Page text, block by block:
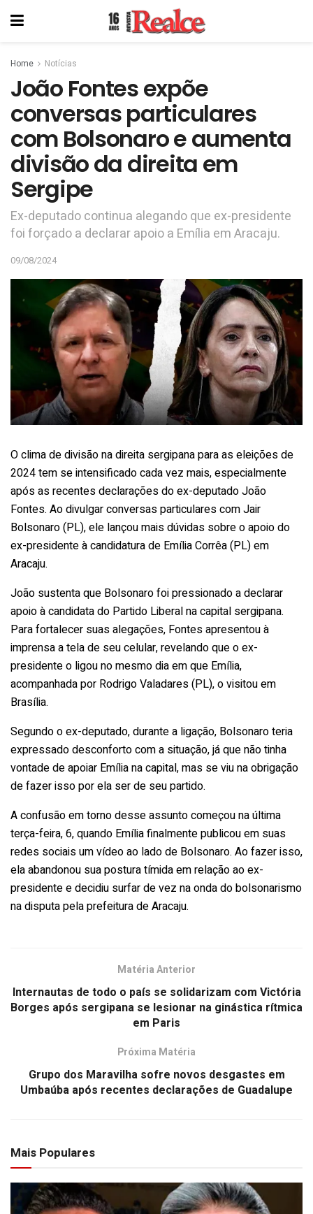
Home Notícias
João Fontes expõe
conversas particulares
com Bolsonaro e aumenta
divisão da direita em
Sergipe
Ex-deputado continua alegando que ex-presidente
foi forçado a declarar apoio a Emília em Aracaju.
09/08/2024
O clima de divisão na direita sergipana para as eleições de
2024 tem se intensificado cada vez mais, especialmente
após as recentes declarações do ex-deputado João
Fontes. Ao divulgar conversas particulares com Jair
Bolsonaro (PL), ele lançou mais dúvidas sobre o apoio do
ex-presidente à candidatura de Emília Corrêa (PL) em
Aracaju.
João sustenta que Bolsonaro foi pressionado a declarar
apoio à candidata do Partido Liberal na capital sergipana.
Para fortalecer suas alegações, Fontes apresentou à
imprensa a tela de seu celular, revelando que o ex-
presidente o ligou no mesmo dia em que Emília,
acompanhada por Rodrigo Valadares (PL), o visitou em
Brasília.
Segundo o ex-deputado, durante a ligação, Bolsonaro teria
expressado desconforto com a situação, já que não tinha
vontade de apoiar Emília na capital, mas se viu na obrigação
de fazer isso por ela ser de seu partido.
A confusão em torno desse assunto começou na última
terça-feira, 6, quando Emília finalmente publicou em suas
redes sociais um vídeo ao lado de Bolsonaro. Ao fazer isso,
ela abandonou sua postura tímida em relação ao ex-
presidente e decidiu surfar de vez na onda do bolsonarismo
na disputa pela prefeitura de Aracaju.
Matéria Anterior
Internautas de todo o país se solidarizam com Victória
Borges após sergipana se lesionar na ginástica rítmica
em Paris
Próxima Matéria
Grupo dos Maravilha sofre novos desgastes em
Umbaúba após recentes declarações de Guadalupe
Mais Populares